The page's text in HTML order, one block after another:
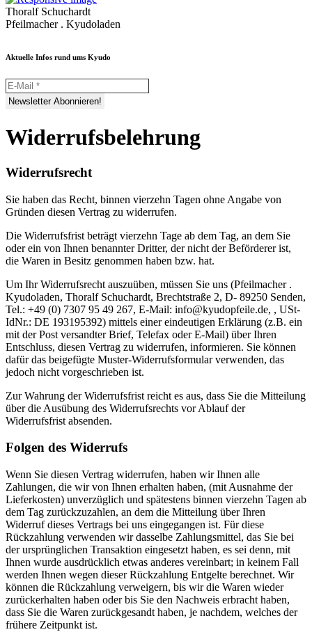
Thoralf Schuchardt
Pfeilmacher . Kyudoladen
Aktuelle Infos rund ums Kyudo
Widerrufsbelehrung
Widerrufsrecht
Sie haben das Recht, binnen vierzehn Tagen ohne Angabe von
Gründen diesen Vertrag zu widerrufen.
Die Widerrufsfrist beträgt vierzehn Tage ab dem Tag, an dem Sie
oder ein von Ihnen benannter Dritter, der nicht der Beförderer ist,
die Waren in Besitz genommen haben bzw. hat.
Um Ihr Widerrufsrecht auszuüben, müssen Sie uns (Pfeilmacher .
Kyudoladen, Thoralf Schuchardt, Brechtstraße 2, D- 89250 Senden,
Tel.: +49 (0) 7307 95 49 267, E-Mail: info@kyudopfeile.de, , USt-
IdNr.: DE 193195392) mittels einer eindeutigen Erklärung (z.B. ein
mit der Post versandter Brief, Telefax oder E-Mail) über Ihren
Entschluss, diesen Vertrag zu widerrufen, informieren. Sie können
dafür das beigefügte Muster-Widerrufsformular verwenden, das
jedoch nicht vorgeschrieben ist.
Zur Wahrung der Widerrufsfrist reicht es aus, dass Sie die Mitteilung
über die Ausübung des Widerrufsrechts vor Ablauf der
Widerrufsfrist absenden.
Folgen des Widerrufs
Wenn Sie diesen Vertrag widerrufen, haben wir Ihnen alle
Zahlungen, die wir von Ihnen erhalten haben, (mit Ausnahme der
Lieferkosten) unverzüglich und spätestens binnen vierzehn Tagen ab
dem Tag zurückzuzahlen, an dem die Mitteilung über Ihren
Widerruf dieses Vertrags bei uns eingegangen ist. Für diese
Rückzahlung verwenden wir dasselbe Zahlungsmittel, das Sie bei
der ursprünglichen Transaktion eingesetzt haben, es sei denn, mit
Ihnen wurde ausdrücklich etwas anderes vereinbart; in keinem Fall
werden Ihnen wegen dieser Rückzahlung Entgelte berechnet. Wir
können die Rückzahlung verweigern, bis wir die Waren wieder
zurückerhalten haben oder bis Sie den Nachweis erbracht haben,
dass Sie die Waren zurückgesandt haben, je nachdem, welches der
frühere Zeitpunkt ist.